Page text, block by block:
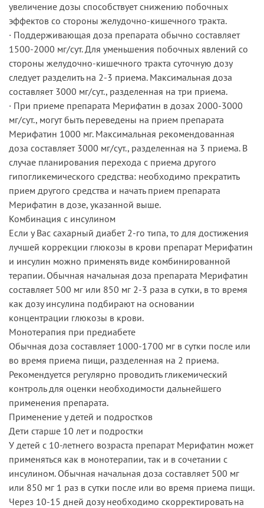
увеличение дозы способствует снижению побочных
эффектов со стороны желудочно-кишечного тракта.
· Поддерживающая доза препарата обычно составляет
1500-2000 мг/сут. Для уменьшения побочных явлений со
стороны желудочно-кишечного тракта суточную дозу
следует разделить на 2-3 приема. Максимальная доза
составляет 3000 мг/сут., разделенная на три приема.
· При приеме препарата Мерифатин в дозах 2000-3000
мг/сут., могут быть переведены на прием препарата
Мерифатин 1000 мг. Максимальная рекомендованная
доза составляет 3000 мг/сут., разделенная на 3 приема. В
случае планирования перехода с приема другого
гипогликемического средства: необходимо прекратить
прием другого средства и начать прием препарата
Мерифатин в дозе, указанной выше.
Комбинация с инсулином
Если у Вас сахарный диабет 2-го типа, то для достижения
лучшей коррекции глюкозы в крови препарат Мерифатин
и инсулин можно применять виде комбинированной
терапии. Обычная начальная доза препарата Мерифатин
составляет 500 мг или 850 мг 2-3 раза в сутки, в то время
как дозу инсулина подбирают на основании
концентрации глюкозы в крови.
Монотерапия при предиабете
Обычная доза составляет 1000-1700 мг в сутки после или
во время приема пищи, разделенная на 2 приема.
Рекомендуется регулярно проводить гликемический
контроль для оценки необходимости дальнейшего
применения препарата.
Применение у детей и подростков
Дети старше 10 лет и подростки
У детей с 10-летнего возраста препарат Мерифатин может
применяться как в монотерапии, так и в сочетании с
инсулином. Обычная начальная доза составляет 500 мг
или 850 мг 1 раз в сутки после или во время приема пищи.
Через 10-15 дней дозу необходимо скорректировать на